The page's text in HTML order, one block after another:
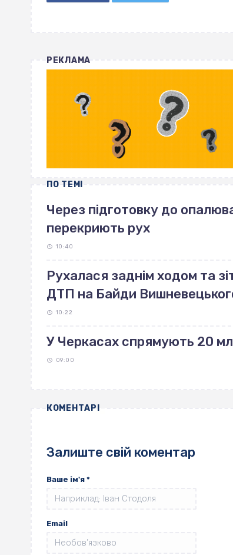
РЕКЛАМА
ПО ТЕМІ
Через підготовку до
перекриють рух
10:40
Рухалася заднім ходом та
ДТП на Байди
10:22
У Черкасах спрямують 20
09:00
КОМЕНТАРІ
Залиште свій коментар
Ваше ім'я *
Email